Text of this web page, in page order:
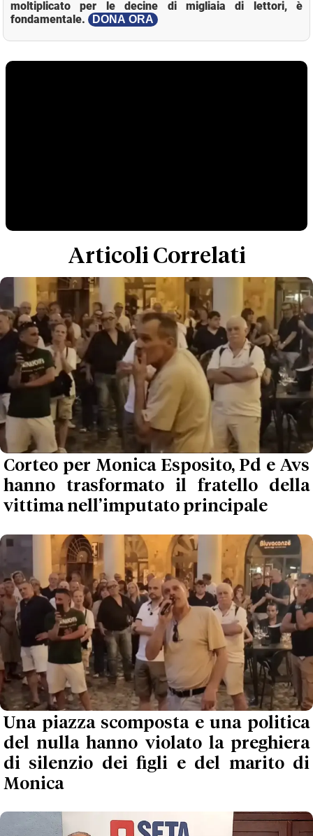
moltiplicato per le decine di migliaia di lettori, è
fondamentale.
DONA ORA
Articoli Correlati
Corteo per Monica Esposito, Pd e Avs
hanno trasformato il fratello della
vittima nell’imputato principale
Una piazza scomposta e una politica
del nulla hanno violato la preghiera
di silenzio dei figli e del marito di
Monica